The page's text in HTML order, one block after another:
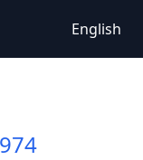
English